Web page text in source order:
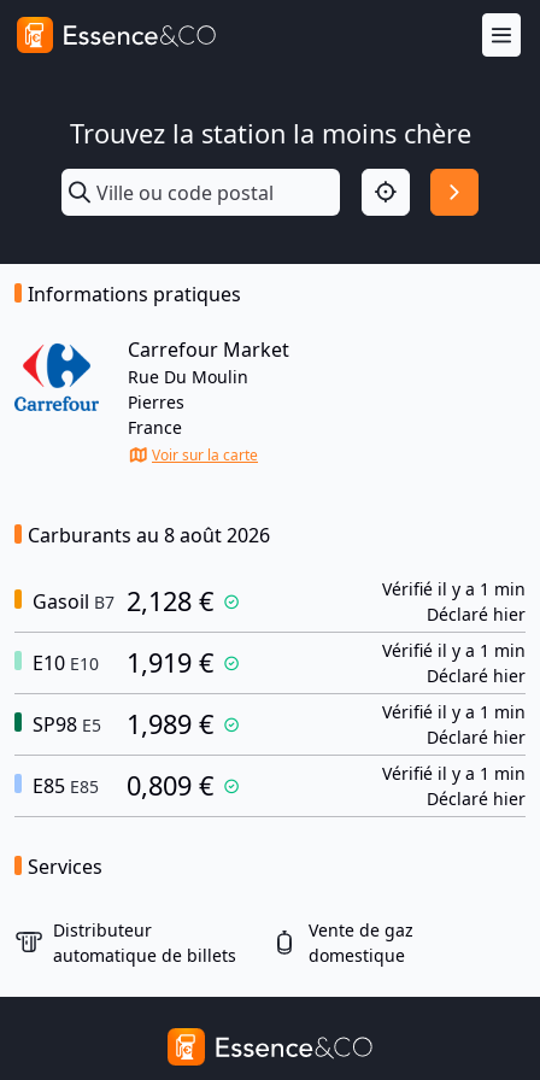
Trouvez la station la moins chère
Informations pratiques
Carrefour Market
Rue Du Moulin
Pierres
France
Voir sur la carte
Carburants au 8 août 2026
Gasoil B7 2,128 €
Vérifié il y a 1 min
Déclaré hier
E10 E10 1,919 €
Vérifié il y a 1 min
Déclaré hier
SP98 E5 1,989 €
Vérifié il y a 1 min
Déclaré hier
E85 E85 0,809 €
Vérifié il y a 1 min
Déclaré hier
Services
Distributeur
automatique de billets
Vente de gaz
domestique